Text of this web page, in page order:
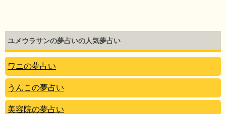
ユメウラサンの夢占いの人気夢占い
ワニの夢占い
うんこの夢占い
美容院の夢占い